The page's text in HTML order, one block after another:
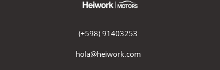
(+598) 91403253
hola@heiwork.com